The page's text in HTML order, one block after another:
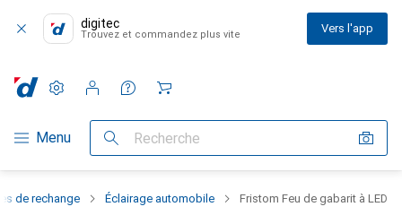
digitec
Trouvez et commandez plus vite Vers l'app
Navigation par catégorie
Menu Recherche
Paramètres
Compte client
Listes de comparaison
Listes d'envies
Panier
de rechange Éclairage automobile Fristom Feu de gabarit à LED